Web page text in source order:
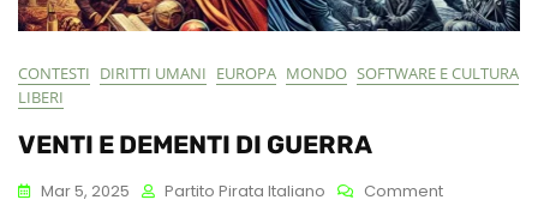
CONTESTI DIRITTI UMANI EUROPA MONDO SOFTWARE E CULTURA
LIBERI
VENTI E DEMENTI DI GUERRA
Mar 5, 2025 Partito Pirata Italiano CommentOn